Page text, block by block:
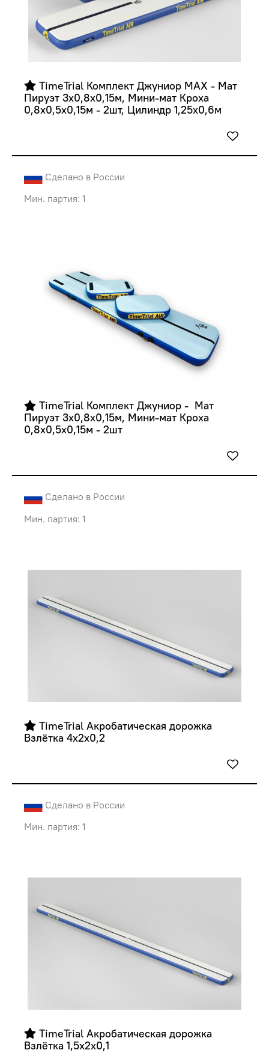
TimeTrial Комплект Джуниор MAX - Мат
Пируэт 3х0,8х0,15м, Мини-мат Кроха
0,8х0,5х0,15м - 2шт, Цилиндр 1,25х0,6м
Сделано в России
Мин. партия: 1
TimeTrial Комплект Джуниор -  Мат
Пируэт 3х0,8х0,15м, Мини-мат Кроха
0,8х0,5х0,15м - 2шт
Сделано в России
Мин. партия: 1
TimeTrial Акробатическая дорожка
Взлётка 4х2х0,2
Сделано в России
Мин. партия: 1
TimeTrial Акробатическая дорожка
Взлётка 1,5х2х0,1